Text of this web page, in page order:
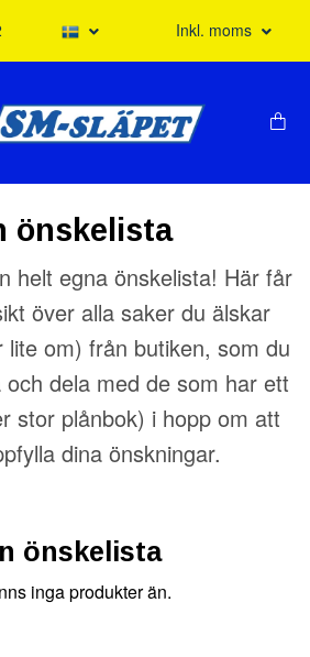
Inkl. moms
önskelista
helt egna önskelista! Här får
över alla saker du älskar
lite om) från butiken, som du
dela med de som har ett
stor plånbok) i hopp om att
dina önskningar.
önskelista
inga produkter än.